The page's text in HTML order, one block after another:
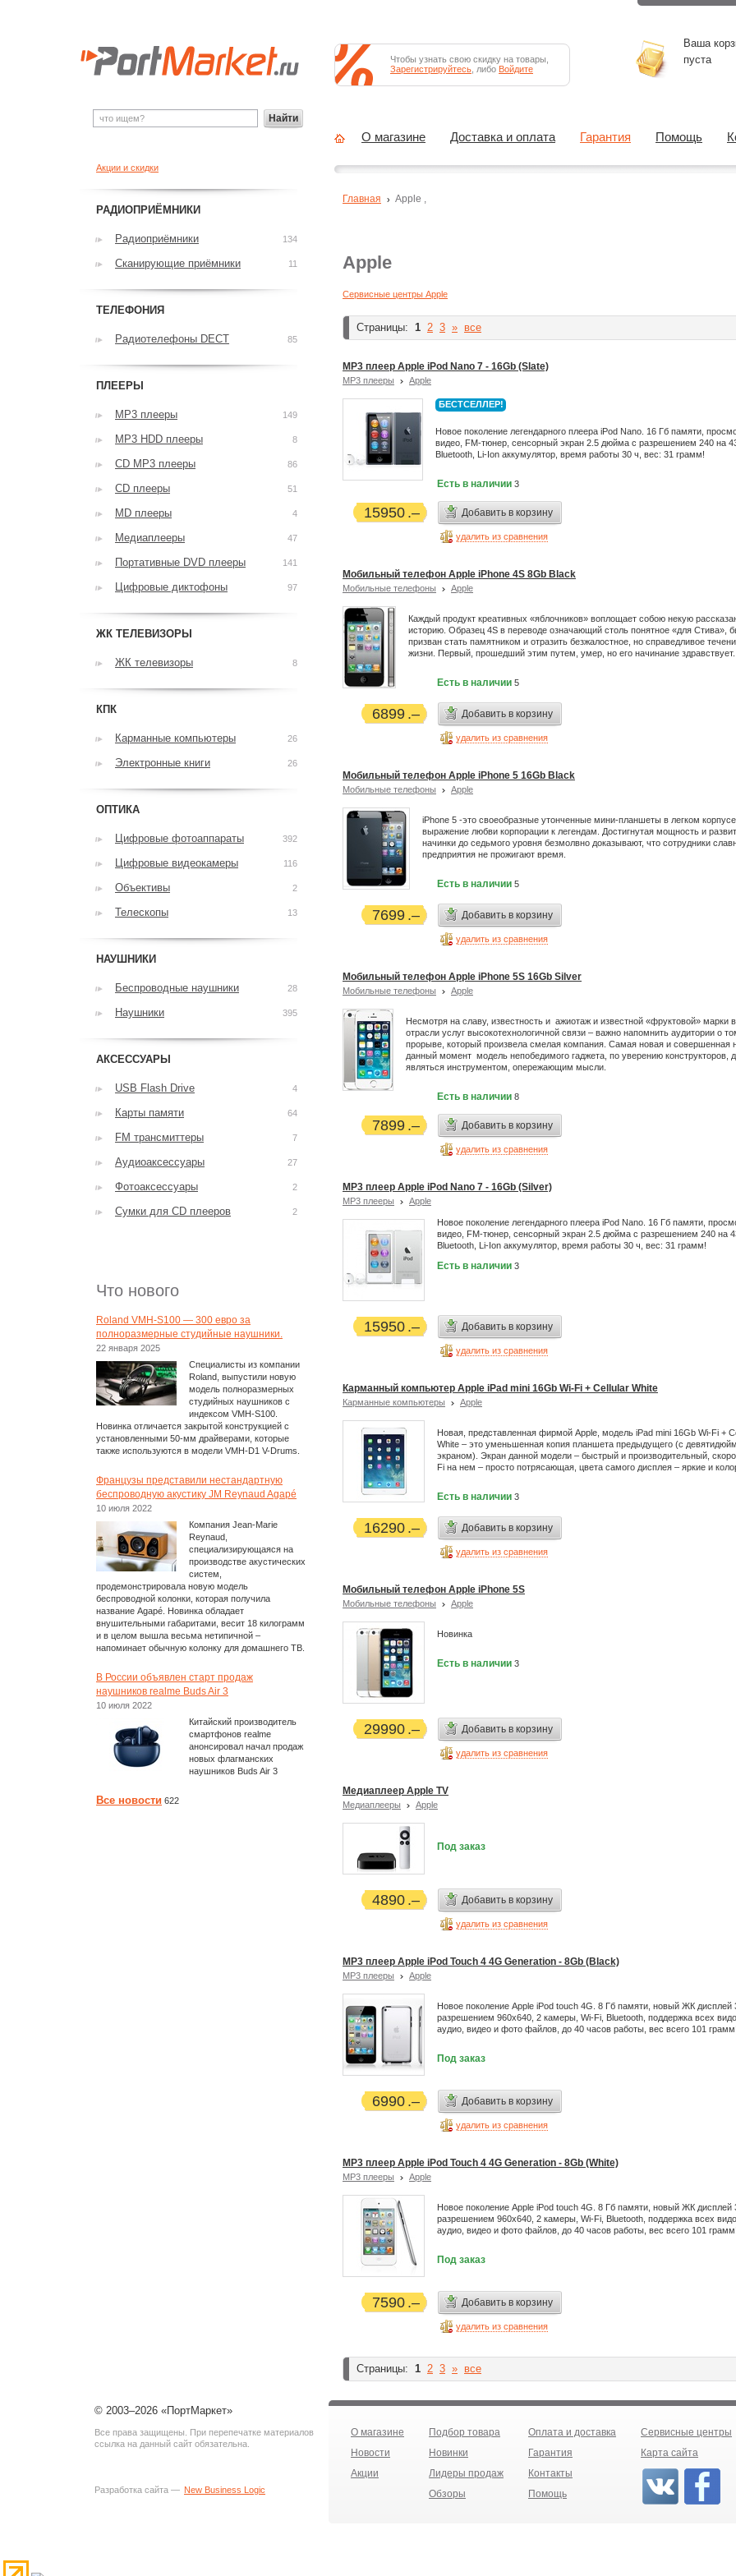
Apple
Сервисные центры Apple
Страницы: 1 2 3 » все
MP3 плеер Apple iPod Nano 7 - 16Gb (Slate)
MP3 плееры Apple
БЕСТСЕЛЛЕР!
Новое поколение легендарного плеера iPod Nano. 16 Гб памяти,
видео, FM-тюнер, сенсорный экран 2.5 дюйма с разрешением 240 на
Bluetooth, Li-Ion аккумулятор, время работы 30 ч, вес: 31 грамм!
Есть в наличии 3
15950 Добавить в корзину
удалить из сравнения
Мобильный телефон Apple iPhone 4S 8Gb Black
Мобильные телефоны Apple
Каждый продукт креативных «яблочников» воплощает собою некую
историю. Образец 4S в переводе означающий столь понятное «для Стива»,
призван стать памятником и отразить безжалостное, но справедливое
жизни. Первый, прошедший этим путем, умер, но его начинание здравствует.
Есть в наличии 5
6899 Добавить в корзину
удалить из сравнения
Мобильный телефон Apple iPhone 5 16Gb Black
Мобильные телефоны Apple
iPhone 5 -это своеобразные утонченные мини-планшеты в легком корпусе,
выражение любви корпорации к легендам. Достигнутая мощность и
начинки до седьмого уровня безмолвно доказывают, что сотрудники
предприятия не прожигают время.
Есть в наличии 5
7699 Добавить в корзину
удалить из сравнения
Мобильный телефон Apple iPhone 5S 16Gb Silver
Мобильные телефоны Apple
Несмотря на славу, известность и ажиотаж и известной «фруктовой» марки в
отрасли услуг высокотехнологичной связи – важно напомнить аудитории о
прорыве, который произвела смелая компания. Самая новая и совершенная
данный момент модель непобедимого гаджета, по уверению конструкторов,
являться инструментом, опережающим мысли.
Есть в наличии 8
7899 Добавить в корзину
удалить из сравнения
MP3 плеер Apple iPod Nano 7 - 16Gb (Silver)
MP3 плееры Apple
Новое поколение легендарного плеера iPod Nano. 16 Гб памяти,
видео, FM-тюнер, сенсорный экран 2.5 дюйма с разрешением 240 на
Bluetooth, Li-Ion аккумулятор, время работы 30 ч, вес: 31 грамм!
Есть в наличии 3
15950 Добавить в корзину
удалить из сравнения
Карманный компьютер Apple iPad mini 16Gb Wi-Fi + Cellular White
Карманные компьютеры Apple
Новая, представленная фирмой Apple, модель iPad mini 16Gb Wi-Fi +
White – это уменьшенная копия планшета предыдущего (с
экраном). Экран данной модели – быстрый и производительный,
Fi на нем – просто потрясающая, цвета самого дисплея – яркие и
Есть в наличии 3
16290 Добавить в корзину
удалить из сравнения
Мобильный телефон Apple iPhone 5S
Мобильные телефоны Apple
Новинка
Есть в наличии 3
29990 Добавить в корзину
удалить из сравнения
Медиаплеер Apple TV
Медиаплееры Apple
Под заказ
4890 Добавить в корзину
удалить из сравнения
MP3 плеер Apple iPod Touch 4 4G Generation - 8Gb (Black)
MP3 плееры Apple
Новое поколение Apple iPod touch 4G. 8 Гб памяти, новый ЖК дисплей
разрешением 960x640, 2 камеры, Wi-Fi, Bluetooth, поддержка всех
аудио, видео и фото файлов, до 40 часов работы, вес всего 101 грамм!
Под заказ
6990 Добавить в корзину
удалить из сравнения
MP3 плеер Apple iPod Touch 4 4G Generation - 8Gb (White)
MP3 плееры Apple
Новое поколение Apple iPod touch 4G. 8 Гб памяти, новый ЖК дисплей
разрешением 960x640, 2 камеры, Wi-Fi, Bluetooth, поддержка всех
аудио, видео и фото файлов, до 40 часов работы, вес всего 101 грамм!
Под заказ
7590 Добавить в корзину
удалить из сравнения
Страницы: 1 2 3 » все
Главная Apple ,
Акции и скидки
РАДИОПРИЁМНИКИ
Радиоприёмники 134
Сканирующие приёмники 11
ТЕЛЕФОНИЯ
Радиотелефоны DECT 85
ПЛЕЕРЫ
MP3 плееры 149
MP3 HDD плееры 8
CD MP3 плееры 86
CD плееры 51
MD плееры 4
Медиаплееры 47
Портативные DVD плееры 141
Цифровые диктофоны 97
ЖК ТЕЛЕВИЗОРЫ
ЖК телевизоры 8
КПК
Карманные компьютеры 26
Электронные книги 26
ОПТИКА
Цифровые фотоаппараты 392
Цифровые видеокамеры 116
Объективы 2
Телескопы 13
НАУШНИКИ
Беспроводные наушники 28
Наушники 395
АКСЕССУАРЫ
USB Flash Drive 4
Карты памяти 64
FM трансмиттеры 7
Аудиоаксессуары 27
Фотоаксессуары 2
Сумки для CD плееров 2
Что нового
Roland VMH-S100 — 300 евро за
полноразмерные студийные наушники.
22 января 2025
Специалисты из компании
Roland, выпустили новую
модель полноразмерных
студийных наушников с
индексом VMH-S100.
Новинка отличается закрытой конструкцией с
установленными 50-мм драйверами, которые
также используются в модели VMH-D1 V-Drums.
Французы представили нестандартную
беспроводную акустику JM Reynaud Agapé
10 июля 2022
Компания Jean-Marie
Reynaud,
специализирующаяся на
производстве акустических
систем,
продемонстрировала новую модель
беспроводной колонки, которая получила
название Agapé. Новинка обладает
внушительными габаритами, весит 18 килограмм
и в целом вышла весьма нетипичной –
напоминает обычную колонку для домашнего ТВ.
В России объявлен старт продаж
наушников realme Buds Air 3
10 июля 2022
Китайский производитель
смартфонов realme
анонсировал начал продаж
новых флагманских
наушников Buds Air 3
Все новости 622
Найти
Чтобы узнать свою скидку на товары,
Зарегистрируйтесь , либо Войдите
Ваша
пуста
О магазине Доставка и оплата Гарантия Помощь
© 2003–2026 «ПортМаркет»
Все права защищены. При перепечатке материалов
ссылка на данный сайт обязательна.
Разработка сайта — New Business Logic
О магазине
Новости
Акции
Подбор товара
Новинки
Лидеры продаж
Обзоры
Оплата и доставка
Гарантия
Контакты
Помощь
Сервисные центры
Карта сайта